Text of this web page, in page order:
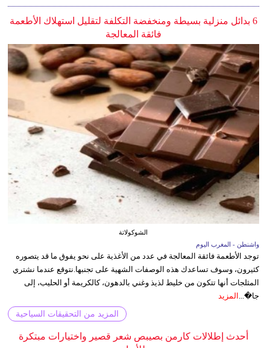
6 بدائل منزلية بسيطة ومنخفضة التكلفة لتقليل استهلاك الأطعمة
فائقة المعالجة
الشوكولاتة
واشنطن - المغرب اليوم
توجد الأطعمة فائقة المعالجة في عدد من الأغذية على نحو يفوق ما قد يتصوره
كثيرون، وسوف تساعدك هذه الوصفات الشهية على تجنبها.نتوقع عندما نشتري
المثلجات أنها تتكون من خليط لذيذ وغني بالدهون، كالكريمة أو الحليب، إلى
جا�... المزيد
المزيد من التحقيقات السياحية
أحدث إطلالات كارمن بصيبص شعر قصير واختيارات مبتكرة